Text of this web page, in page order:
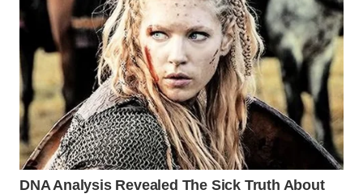
WN
PRIANGAN
TIMUR
WN
SEMARANG
WN
SOLO